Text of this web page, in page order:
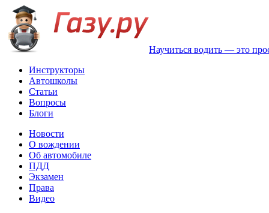
Научиться водить — это
Инструкторы
Автошколы
Статьи
Вопросы
Блоги
Новости
О вождении
Об автомобиле
ПДД
Экзамен
Права
Видео